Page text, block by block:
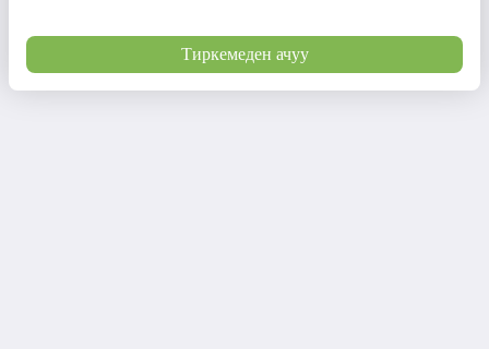
Тиркемеден ачуу